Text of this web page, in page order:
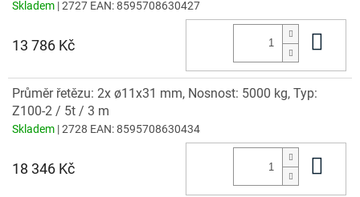
Skladem | 2727 EAN:8595708630427
13 786 Kč
Průměr řetězu: 2x ø11x31 mm, Nosnost: 5000 kg, Typ:
Z100-2 / 5t / 3 m
Skladem | 2728 EAN:8595708630434
18 346 Kč